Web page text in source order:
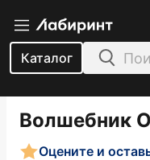
Каталог
Волшебник
Оцените и